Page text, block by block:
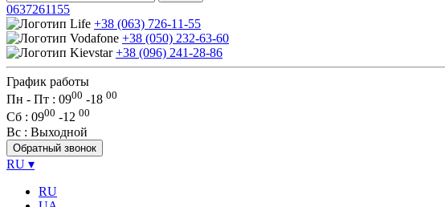
0637261155
+38 (063) 726-11-55
+38 (050) 232-63-60
+38 (096) 241-28-86
График работы
Пн - Пт : 0900 -18 00
Сб : 0900 -12 00
Вс : Выходной
Обратный звонок
RU ▾
RU